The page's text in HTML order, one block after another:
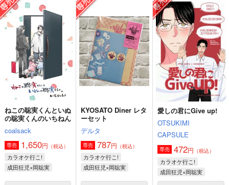
コレーの微睡み
otete.
394円 （税込）
成田狂児×岡聡実
サンプル
作品詳細
One lOve
addict
787円（税込）
潮江文次郎×立花仙蔵
サンプル
作品詳細
First Love
しゃぼんだま倶楽部
1,729 （税込）
成田狂児×岡聡実
サンプル
作品詳細
ねこの聡実くんといぬ
の聡実くんのいちねん
coalsack
専売 1,650円 （税込）
カラオケ行こ!
成田狂児×岡聡実
KYOSATO Diner レタ
ーセット
デルタ
専売 787円 （税込）
カラオケ行こ!
成田狂児×岡聡実
愛しの君にGive up!
OTSUKIMI
CAPSULE
専売 472円 （税込）
カラオケ行こ!
成田狂児×岡聡実